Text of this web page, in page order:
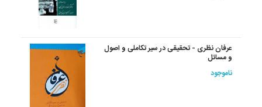
عرفان‏ نظری‏ - تحقیقی در سیر تکاملی و اصول
و مسائل
ناموجود